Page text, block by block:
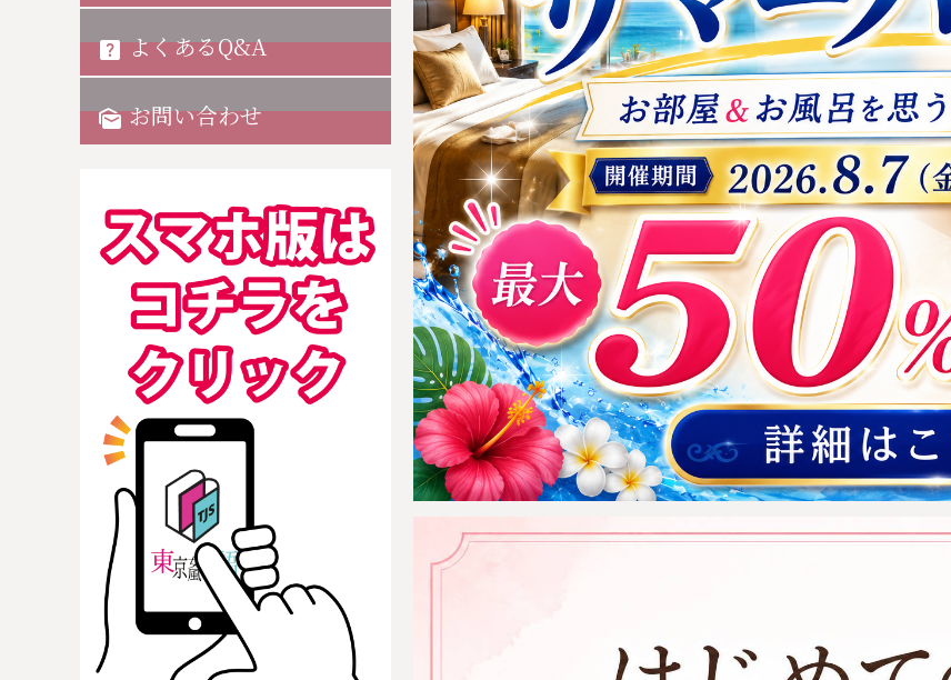
help_centerよくあるQ&A
mark_as_unreadお問い合わせ